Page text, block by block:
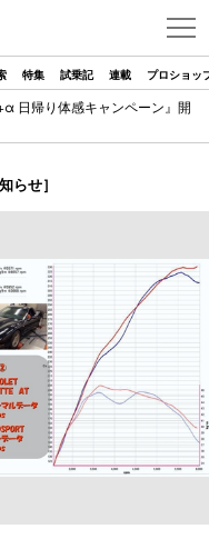
特集 試乗記 連載 プロショッ
日帰り体感キャンペーン』開
らせ］